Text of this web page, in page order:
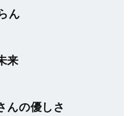
ん
来
んの優しさ